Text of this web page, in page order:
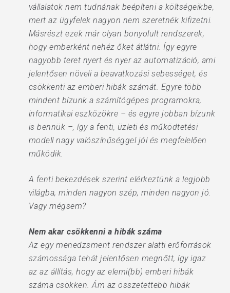
vállalatok nem tudnának beépíteni a költségeikbe,
mert az ügyfelek nagyon nem szeretnék kifizetni.
Másrészt ezek már olyan bonyolult rendszerek,
hogy emberként nehéz őket átlátni. Így egyre
nagyobb teret nyert és nyer az automatizáció, ami
jelentősen növeli a beavatkozási sebességet, és
csökkenti az emberi hibák számát. Egyre több
mindent bízunk a számítógépes programokra,
informatikai eszközökre – és egyre jobban bízunk
is bennük –, így a fenti, üzleti és működtetési
modell nagy valószínűséggel jól és megfelelően
működik.
A fenti bekezdések szerint elérkeztünk a legjobb
világba, minden nagyon szép, minden nagyon jó.
Vagy mégsem?
Nem akar csökkenni a hibák száma
Az egy menedzsment rendszer alatti erőforrások
számossága tehát jelentősen megnőtt, így igaz
az az állítás, hogy az elemi(bb) emberi hibák
száma csökken. Ám az összetettebb hibák